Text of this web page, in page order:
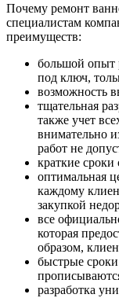
Почему ремонт
специалистам
преимуществ:
большой опыт
под ключ,
возможность
тщательная
также учет
внимательно
работ не
краткие сроки
оптимальная
каждому
закупкой
все
которая
образом,
быстрые
разработка